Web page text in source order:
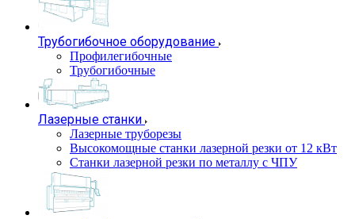
Трубогибочное оборудование
Профилегибочные
Трубогибочные
Лазерные станки
Лазерные труборезы
Высокомощные станки лазерной резки от 12 кВт
Станки лазерной резки по металлу с ЧПУ